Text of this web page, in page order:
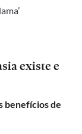
existe e
benefícios de